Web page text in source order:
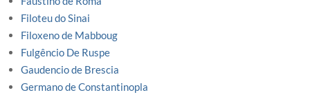
Filoteu do Sinai
Filoxeno de Mabboug
Fulgêncio De Ruspe
Gaudencio de Brescia
Germano de Constantinopla